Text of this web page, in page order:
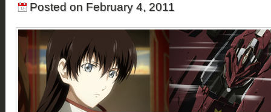
Posted on February 4, 2011